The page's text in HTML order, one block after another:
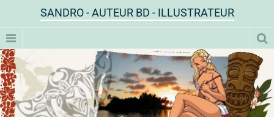
SANDRO - AUTEUR BD - ILLUSTRATEUR